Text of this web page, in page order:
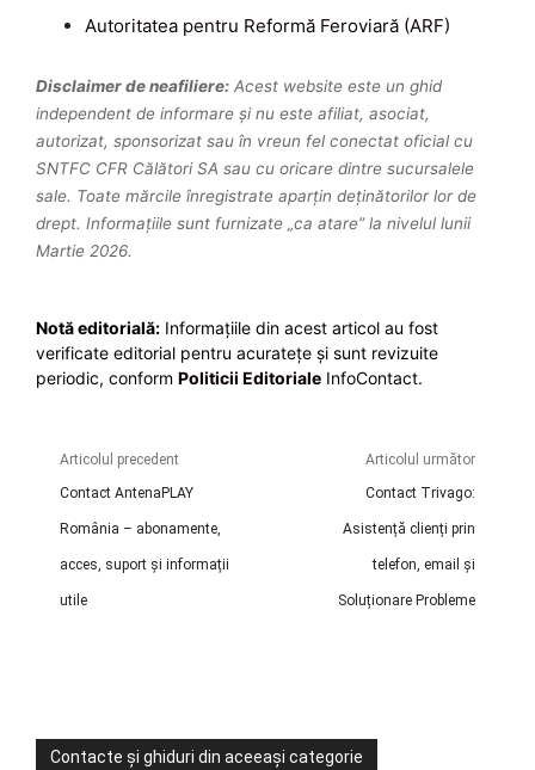
Autoritatea pentru Reformă Feroviară (ARF)
Disclaimer de neafiliere: Acest website este un ghid
independent de informare și nu este afiliat, asociat,
autorizat, sponsorizat sau în vreun fel conectat oficial cu
SNTFC CFR Călători SA sau cu oricare dintre sucursalele
sale. Toate mărcile înregistrate aparțin deținătorilor lor de
drept. Informațiile sunt furnizate „ca atare” la nivelul lunii
Martie 2026.
Notă editorială: Informațiile din acest articol au fost
verificate editorial pentru acuratețe și sunt revizuite
periodic, conform Politicii Editoriale InfoContact.
Articolul precedent
Contact AntenaPLAY
România – abonamente,
acces, suport și informații
utile
Articolul următor
Contact Trivago:
Asistență clienți prin
telefon, email și
Soluționare Probleme
Contacte și ghiduri din aceeași categorie